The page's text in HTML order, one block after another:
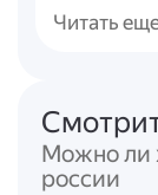
Читать
Можно ли жить без прописки в
россии